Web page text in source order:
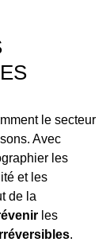
le secteur
Avec
les
et les
de la
les
.